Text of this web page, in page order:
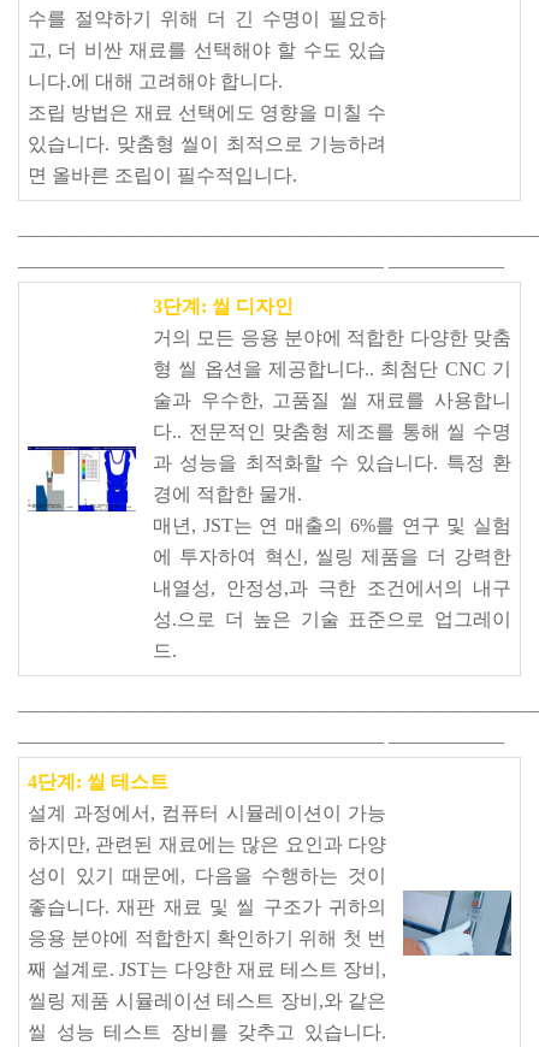
수를 절약하기 위해 더 긴 수명이 필요하
고, 더 비싼 재료를 선택해야 할 수도 있습
니다.에 대해 고려해야 합니다.
조립 방법은 재료 선택에도 영향을 미칠 수
있습니다. 맞춤형 씰이 최적으로 기능하려
면 올바른 조립이 필수적입니다.
——————————————————— ——————
3단계: 씰 디자인
거의 모든 응용 분야에 적합한 다양한 맞춤
형 씰 옵션을 제공합니다.. 최첨단 CNC 기
술과 우수한, 고품질 씰 재료를 사용합니
다.. 전문적인 맞춤형 제조를 통해 씰 수명
과 성능을 최적화할 수 있습니다. 특정 환
경에 적합한 물개.
매년, JST는 연 매출의 6%를 연구 및 실험
에 투자하여 혁신, 씰링 제품을 더 강력한
내열성, 안정성,과 극한 조건에서의 내구
성.으로 더 높은 기술 표준으로 업그레이
드.
——————————————————— ——————
4단계: 씰 테스트
설계 과정에서, 컴퓨터 시뮬레이션이 가능
하지만, 관련된 재료에는 많은 요인과 다양
성이 있기 때문에, 다음을 수행하는 것이
좋습니다. 재판 재료 및 씰 구조가 귀하의
응용 분야에 적합한지 확인하기 위해 첫 번
째 설계로. JST는 다양한 재료 테스트 장비,
씰링 제품 시뮬레이션 테스트 장비,와 같은
씰 성능 테스트 장비를 갖추고 있습니다.